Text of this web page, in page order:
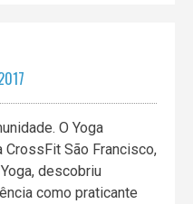
O Yoga
CrossFit São Francisco,
descobriu
como praticante